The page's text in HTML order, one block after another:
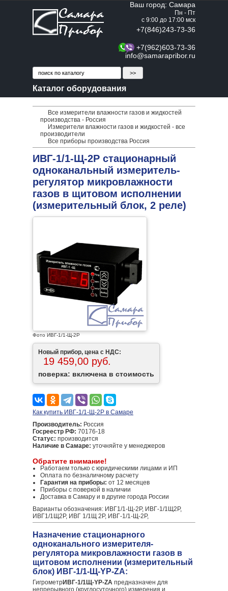
Ваш город: Самара
Пн - Пт
с 9:00 до 17:00 мск
+7(846)243-73-36
+7(962)603-73-36
info@samarapribor.ru
Каталог оборудования
Все измерители влажности газов и жидкостей
производства - Россия
Измерители влажности газов и жидкостей - все
производители
Все приборы производства Россия
ИВГ-1/1-Щ-2Р стационарный
одноканальный измеритель-
регулятор микровлажности
газов в щитовом исполнении
(измерительный блок, 2 реле)
Фото ИВГ-1/1-Щ-2Р
Новый прибор, цена с НДС:
19 459,00 руб.
поверка: включена в стоимость
Как купить ИВГ-1/1-Щ-2Р в Самаре
Производитель: Россия
Госреестр РФ: 70176-18
Статус: производится
Наличие в Самаре: уточняйте у менеджеров
Обратите внимание!
Работаем только с юридическими лицами и ИП
Оплата по безналичному расчету
Гарантия на приборы: от 12 месяцев
Приборы с поверкой в наличии
Доставка в Самару и в другие города России
Варианты обозначения: ИВГ1/1-Щ-2Р, ИВГ-1/1Щ2Р,
ИВГ1/1Щ2Р, ИВГ 1/1Щ 2Р, ИВГ-1/1-Щ-2Р,
Назначение стационарного
одноканального измерителя-
регулятора микровлажности газов в
щитовом исполнении (измерительный
блок) ИВГ-1/1-Щ-YР-ZА:
ГигрометрИВГ-1/1Щ-YР-ZА предназначен для
непрерывного (круглосуточного) измерения и